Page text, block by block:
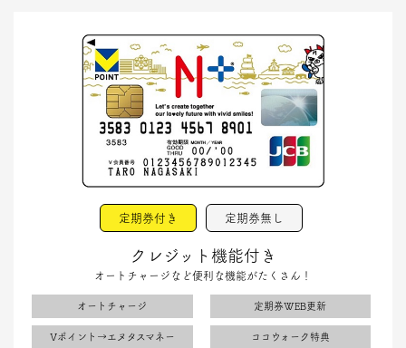
定期券付き 定期券無し
クレジット機能付き
オートチャージなど便利な機能がたくさん！
オートチャージ 定期券WEB更新
Vポイント→エヌタスマネー ココウォーク特典